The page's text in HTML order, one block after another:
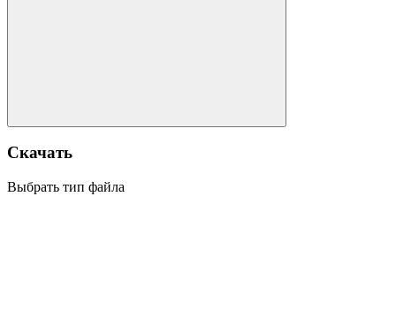
Скачать
Выбрать тип файла